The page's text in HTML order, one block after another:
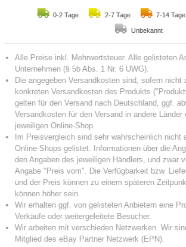
0-2 Tage 2-7 Tage 7-14 Tage
Unbekannt